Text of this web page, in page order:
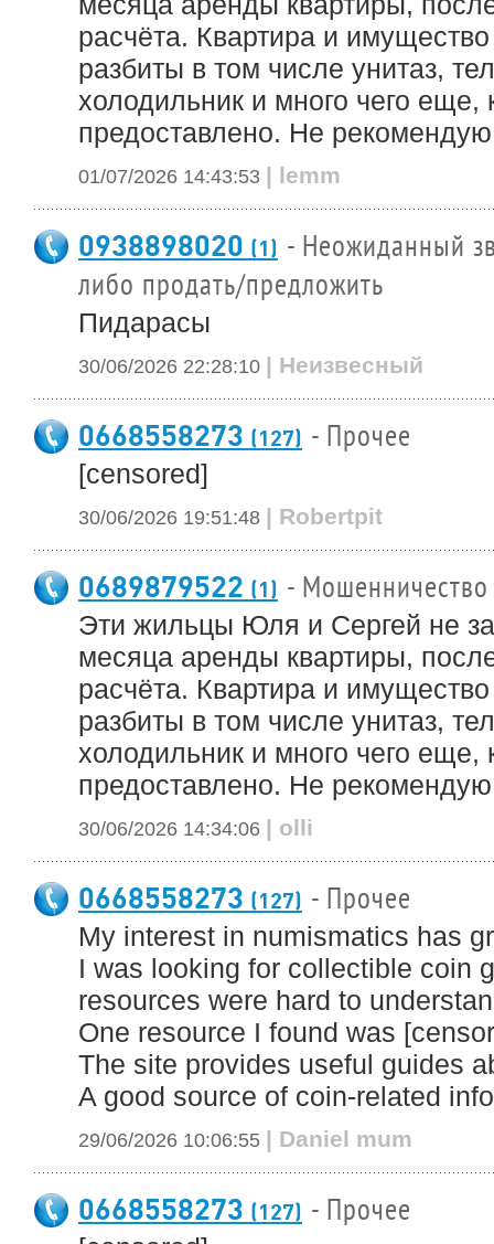
расчёта. Квартира и
разбиты в том числе унитаз,
холодильник и много чего еще,
предоставлено. Не
01/07/2026 14:43:53 | lemm
0938898020 (1) - Неожиданный
либо продать/предложить
Пидарасы
30/06/2026 22:28:10 | Неизвесный
0668558273 (127) - Прочее
[censored]
30/06/2026 19:51:48 | Robertpit
0689879522 (1) - Мошенничество
Эти жильцы Юля и Сергей не
месяца аренды квартиры,
расчёта. Квартира и
разбиты в том числе унитаз,
холодильник и много чего еще,
предоставлено. Не
30/06/2026 14:34:06 | olli
0668558273 (127) - Прочее
My interest in numismatics has
I was looking for collectible coin
resources were hard to
One resource I found was
The site provides useful guides
A good source of coin-related
29/06/2026 10:06:55 | Daniel mum
0668558273 (127) - Прочее